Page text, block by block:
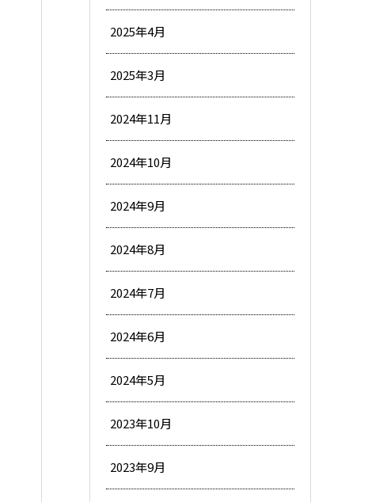
2025年4月
2025年3月
2024年11月
2024年10月
2024年9月
2024年8月
2024年7月
2024年6月
2024年5月
2023年10月
2023年9月